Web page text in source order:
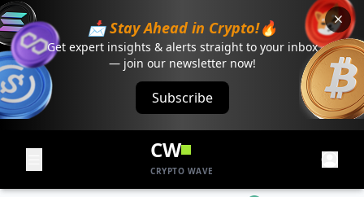
📩 Stay Ahead in Crypto!🔥
Get expert insights & alerts straight to your inbox
— join our newsletter now!
Subscribe
CW
CRYPTO WAVE